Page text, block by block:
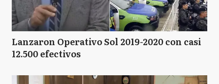
Lanzaron Operativo Sol 2019-2020 con casi
12.500 efectivos